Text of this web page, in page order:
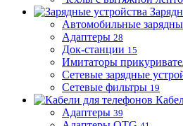
Автомобильные
Адаптеры 28
Док-станции 15
Имитаторы
Сетевые зарядные
Сетевые фильтры 19
Адаптеры 39